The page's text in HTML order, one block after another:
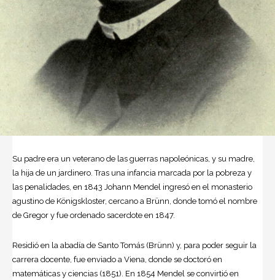
Su padre era un veterano de las guerras napoleónicas, y su madre,
la hija de un jardinero. Tras una infancia marcada por la pobreza y
las penalidades, en 1843 Johann Mendel ingresó en el monasterio
agustino de Königskloster, cercano a Brünn, donde tomó el nombre
de Gregor y fue ordenado sacerdote en 1847.
Residió en la abadía de Santo Tomás (Brünn) y, para poder seguir la
carrera docente, fue enviado a Viena, donde se doctoró en
matemáticas y ciencias (1851). En 1854 Mendel se convirtió en